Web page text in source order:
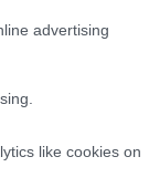
advertising
like cookies on
con un
y
quien se
que